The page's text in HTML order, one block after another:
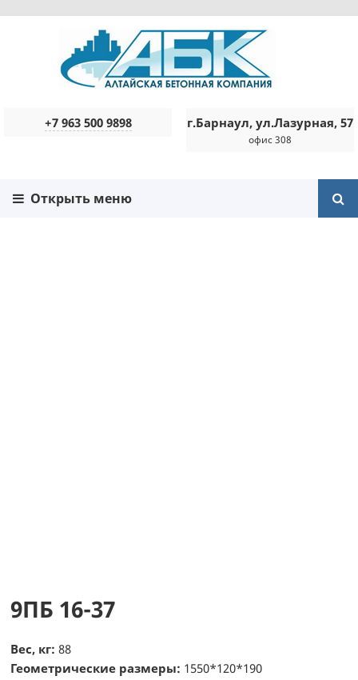
+7 963 500 9898 г.Барнаул, ул.Лазурная, 57
офис 308
Открыть меню
9ПБ 16-37
Вес, кг: 88
Геометрические размеры: 1550*120*190